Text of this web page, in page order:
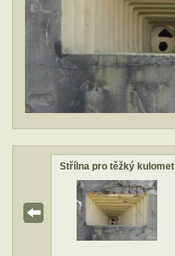
Střílna pro těžký kulomet